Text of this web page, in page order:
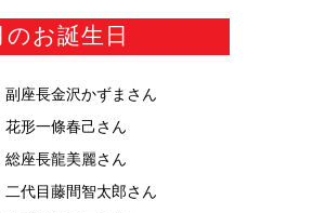
のお誕生日
副座長金沢かずま さん
花形一條春己さん
総座長龍美麗さん
二代目藤間智太郎さん